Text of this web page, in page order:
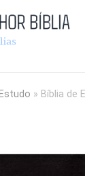
» Bíblia de